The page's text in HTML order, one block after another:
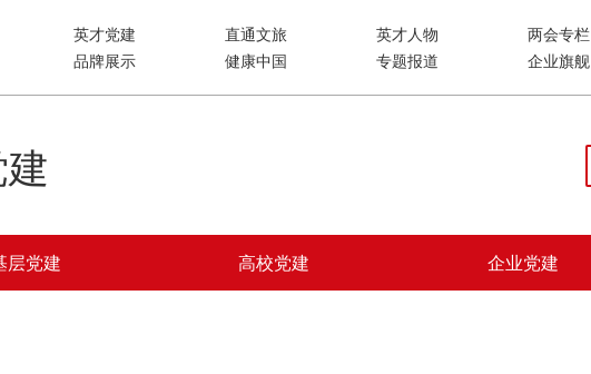
英才党建 直通文旅 英才人物 两会专栏
品牌展示 健康中国 专题报道 企业旗舰
层党建 高校党建 企业党建